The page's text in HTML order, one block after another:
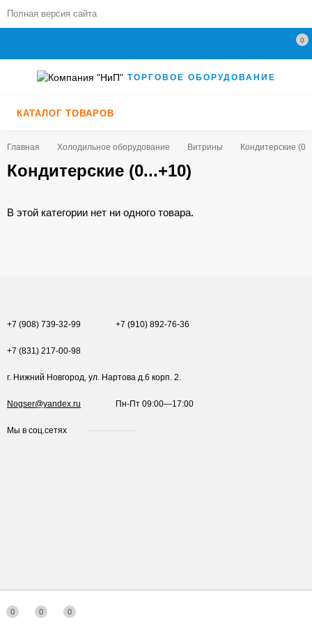
Полная версия сайта
0
ТОРГОВОЕ ОБОРУДОВАНИЕ
КАТАЛОГ ТОВАРОВ
Главная Холодильное оборудование Витрины Кондитерские
Кондитерские (0...+10)
В этой категории нет ни одного товара.
+7 (908) 739-32-99 +7 (910) 892-76-36
+7 (831) 217-00-98
г. Нижний Новгород, ул. Нартова д.6 корп. 2.
Nogser@yandex.ru Пн-Пт 09:00—17:00
Мы в соц.сетях
0 0 0